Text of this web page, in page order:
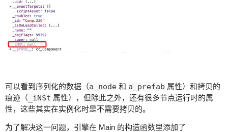
可以看到序列化的数据（a_node 和 a_prefab 属性）和拷贝的
痕迹（ _iN$t 属性），但除此之外，还有很多节点运行时的属
性，这些其实在实例化时是不需要拷贝的。
为了解决这一问题，引擎在 Main 的构造函数里添加了